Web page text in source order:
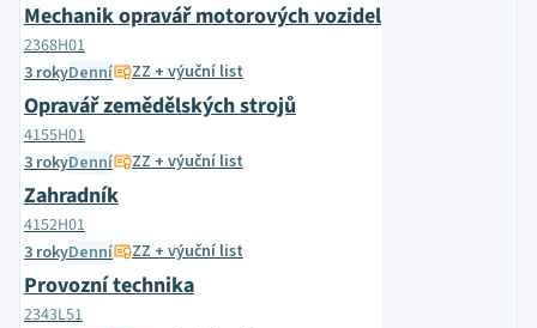
Mechanik opravář motorových vozidel
2368H01
3 rokyDenní ZZ + výuční list
Opravář zemědělských strojů
4155H01
3 rokyDenní ZZ + výuční list
Zahradník
4152H01
3 rokyDenní ZZ + výuční list
Provozní technika
2343L51